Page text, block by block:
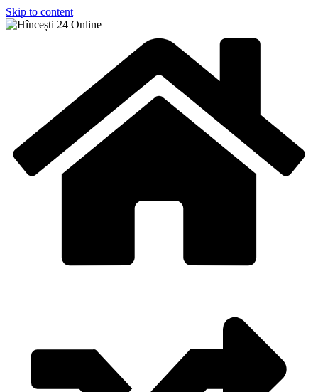
Skip to content